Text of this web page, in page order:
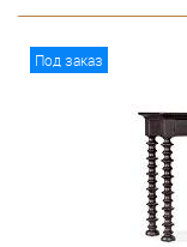
Под заказ